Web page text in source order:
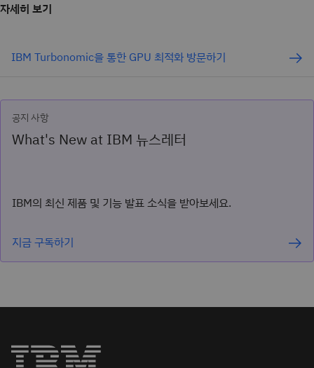
자세히 보기
IBM Turbonomic을 통한 GPU 최적화 방문하기
공지 사항
What's New at IBM 뉴스레터
IBM의 최신 제품 및 기능 발표 소식을 받아보세요.
지금 구독하기